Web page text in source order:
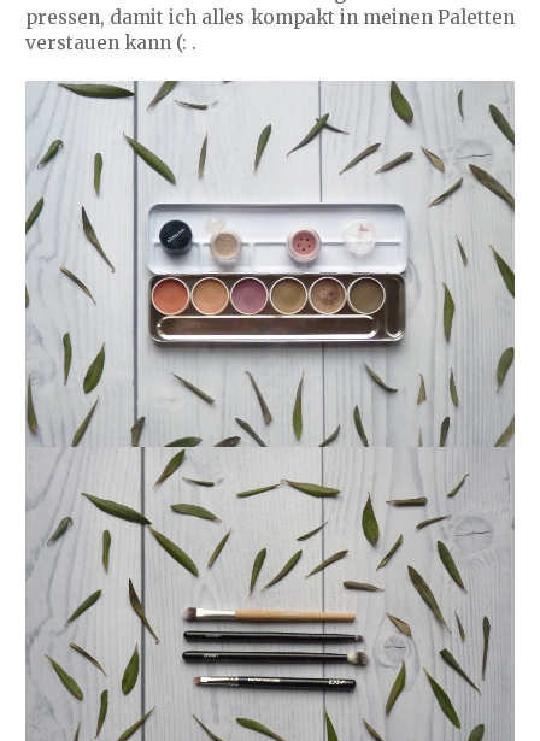
pressen, damit ich alles kompakt in meinen Paletten
verstauen kann (: .